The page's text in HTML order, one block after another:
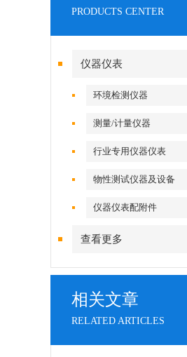
PRODUCTS CENTER
仪器仪表
环境检测仪器
测量/计量仪器
行业专用仪器仪表
物性测试仪器及设备
仪器仪表配附件
查看更多
相关文章
RELATED ARTICLES